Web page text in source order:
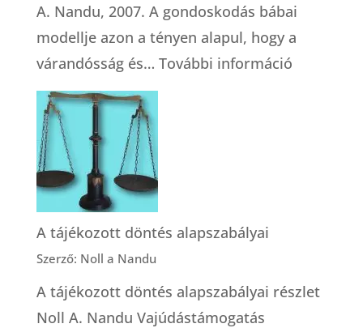
A. Nandu, 2007. A gondoskodás bábai
modellje azon a tényen alapul, hogy a
várandósság és… További információ:
A tájékozott döntés alapszabályai
Szerző: Noll a Nandu
A tájékozott döntés alapszabályai részlet
Noll A. Nandu Vajúdástámogatás